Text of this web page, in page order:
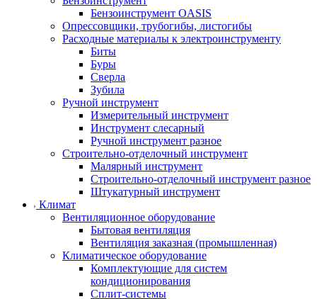
Бензоинструмент OASIS
Опрессовщики, трубогибы, листогибы
Расходные материалы к электроинструменту
Биты
Буры
Сверла
Зубила
Ручной инструмент
Измерительный инструмент
Инструмент слесарный
Ручной инструмент разное
Строительно-отделочный инструмент
Малярный инструмент
Строительно-отделочный инструмент разное
Штукатурный инструмент
Климат
Вентиляционное оборудование
Бытовая вентиляция
Вентиляция заказная (промышленная)
Климатическое оборудование
Комплектующие для систем
кондиционирования
Сплит-системы